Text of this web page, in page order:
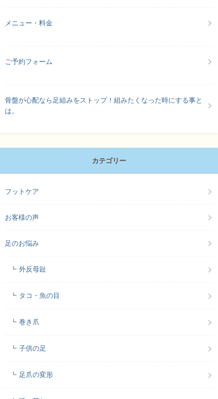
メニュー・料金
ご予約フォーム
骨盤が心配なら足組みをストップ！組みたくなった時にする事と
は。
カテゴリー
フットケア
お客様の声
足のお悩み
外反母趾
タコ・魚の目
巻き爪
子供の足
足爪の変形